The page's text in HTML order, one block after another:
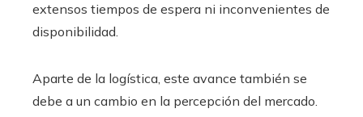
extensos tiempos de espera ni inconvenientes de
disponibilidad.
Aparte de la logística, este avance también se
debe a un cambio en la percepción del mercado.